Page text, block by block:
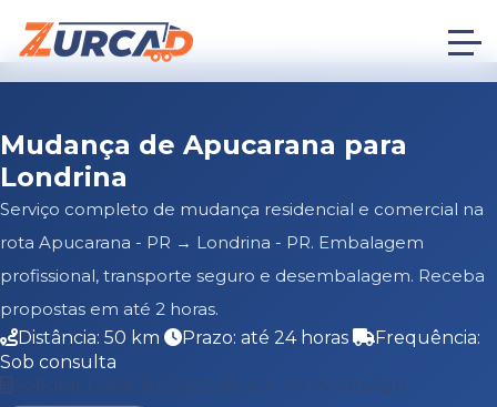
Mudança de Apucarana para
Londrina
Serviço completo de mudança residencial e comercial na
rota Apucarana - PR → Londrina - PR. Embalagem
profissional, transporte seguro e desembalagem. Receba
propostas em até 2 horas.
Distância: 50 km
Prazo: até 24 horas
Frequência:
Sob consulta
Falar no WhatsApp